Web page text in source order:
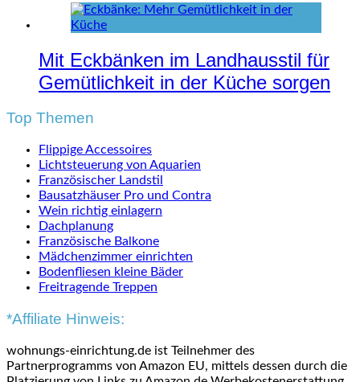
Mit Eckbänken im Landhausstil für
Gemütlichkeit in der Küche sorgen
Top Themen
Flippige Accessoires
Lichtsteuerung von Aquarien
Französischer Landstil
Bausatzhäuser Pro und Contra
Wein richtig einlagern
Dachplanung
Französische Balkone
Mädchenzimmer einrichten
Bodenfliesen kleine Bäder
Freitragende Treppen
*Affiliate Hinweis:
wohnungs-einrichtung.de ist Teilnehmer des
Partnerprogramms von Amazon EU, mittels dessen durch die